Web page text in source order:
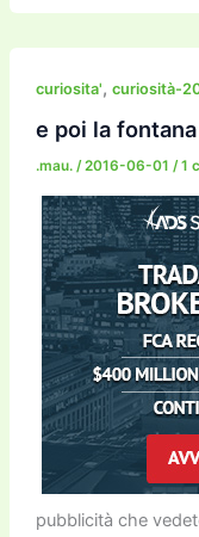
c
e
b
o
o
k
itt
er l
curiosita', curiosità-
e poi la
.mau. /2016-06-01 /1
pubblicità che